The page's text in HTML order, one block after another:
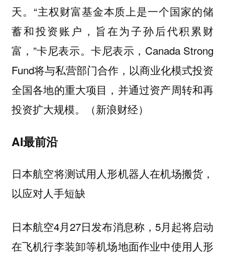
天。“主权财富基金本质上是一个国家的储
蓄和投资账户，旨在为子孙后代积累财
富，”卡尼表示。卡尼表示，Canada Strong
Fund将与私营部门合作，以商业化模式投资
全国各地的重大项目，并通过资产周转和再
投资扩大规模。（新浪财经）
AI最前沿
日本航空将测试用人形机器人在机场搬货，
以应对人手短缺
日本航空4月27日发布消息称，5月起将启动
在飞机行李装卸等机场地面作业中使用人形